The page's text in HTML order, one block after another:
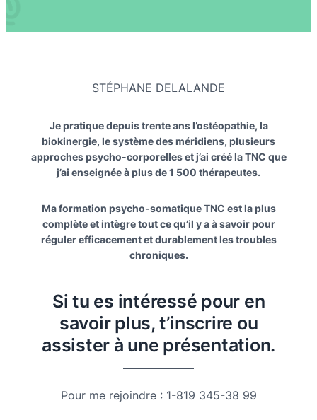
STÉPHANE DELALANDE
Je pratique depuis trente ans l’ostéopathie, la
biokinergie, le système des méridiens, plusieurs
approches psycho-corporelles et j’ai créé la TNC que
j’ai enseignée à plus de 1 500 thérapeutes.
Ma formation psycho-somatique TNC est la plus
complète et intègre tout ce qu’il y a à savoir pour
réguler efficacement et durablement les troubles
chroniques.
Si tu es intéressé pour en
savoir plus, t’inscrire ou
assister à une présentation.
Pour me rejoindre : 1-819 345-38 99